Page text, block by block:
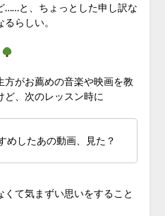
……と、ちょっとした申し訳な
らしい。
方がお薦めの音楽や映画を教
ど、次のレッスン時に
めしたあの動画、見た？
て気まずい思いをすること